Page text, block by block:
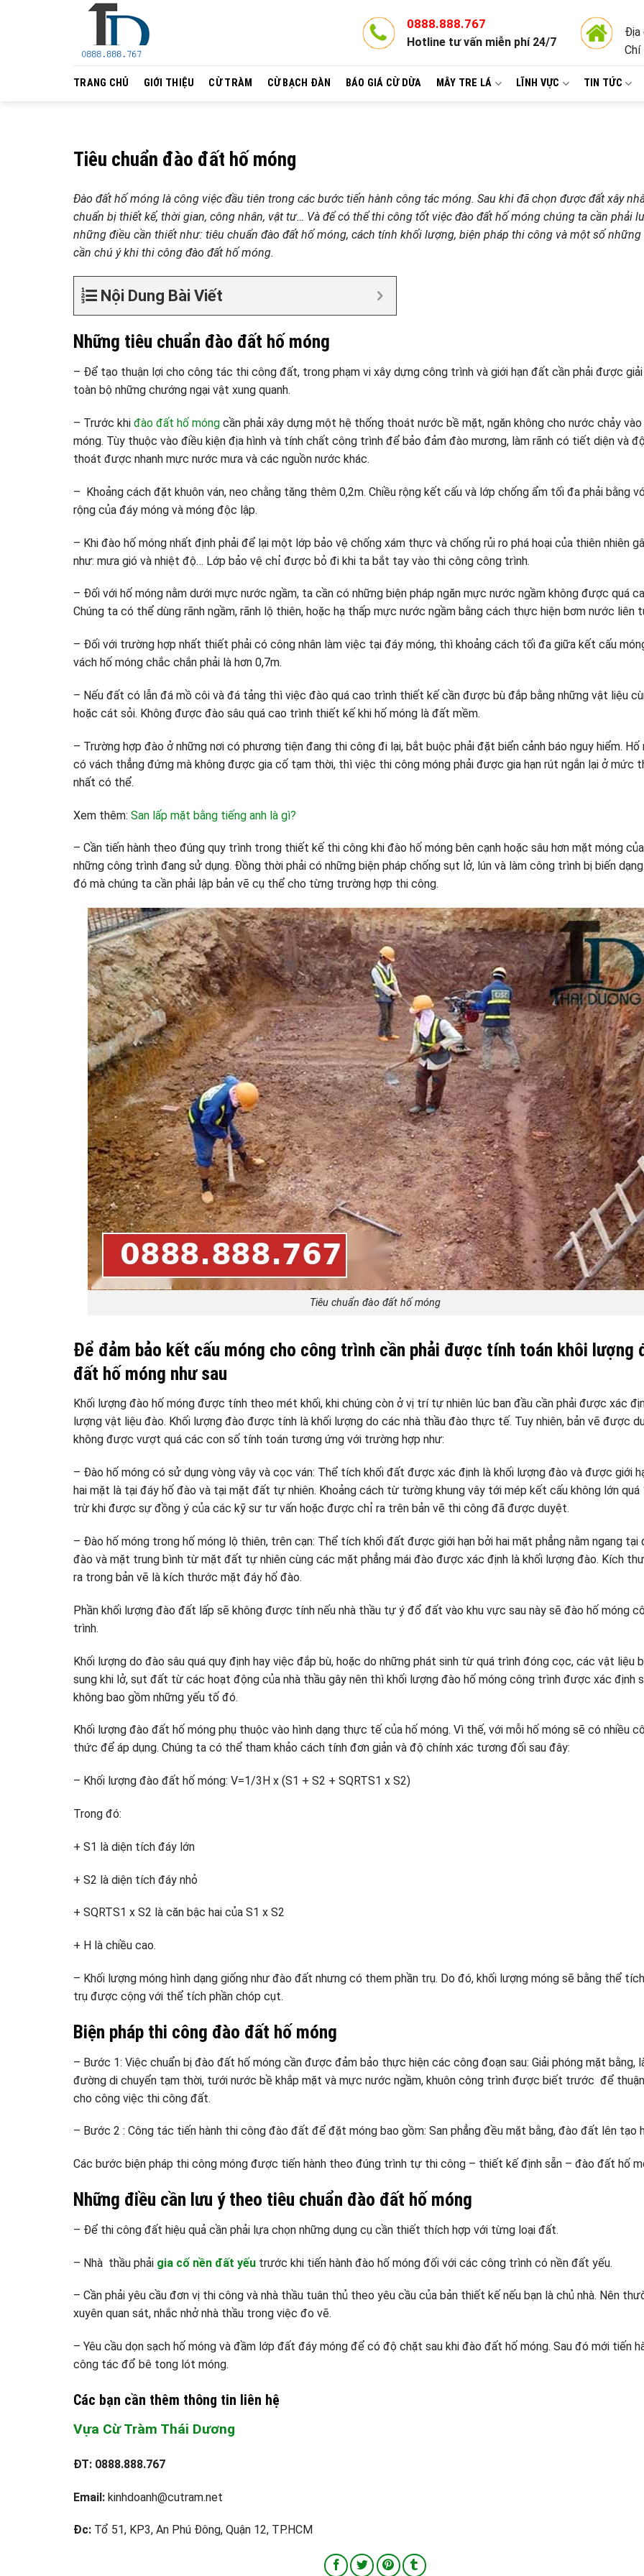
0888.888.767
Hotline tư vấn miễn phí 24/7
Địa
Chí
TRANG CHỦ GIỚI THIỆU CỪ TRÀM CỪ BẠCH ĐÀN BÁO GIÁ CỪ DỪA MÂY TRE LÁ LĨNH VỰC TIN TỨC
Tiêu chuẩn đào đất hố móng
Đào đất hố móng là công việc đầu tiên trong các bước tiến hành công tác móng. Sau khi đã chọn được đất xây
chuẩn bị thiết kế, thời gian, công nhân, vật tư… Và để có thể thi công tốt việc đào đất hố móng chúng ta cần phải
những điều cần thiết như: tiêu chuẩn đào đất hố móng, cách tính khối lượng, biện pháp thi công và một số những
cần chú ý khi thi công đào đất hố móng.
Nội Dung Bài Viết
Những tiêu chuẩn đào đất hố móng
– Để tạo thuận lợi cho công tác thi công đất, trong phạm vi xây dựng công trình và giới hạn đất cần phải được
toàn bộ những chướng ngại vật xung quanh.
– Trước khi đào đất hố móng cần phải xây dựng một hệ thống thoát nước bề mặt, ngăn không cho nước chảy vào
móng. Tùy thuộc vào điều kiện địa hình và tính chất công trình để bảo đảm đào mương, làm rãnh có tiết diện và
thoát được nhanh mực nước mưa và các nguồn nước khác.
– Khoảng cách đặt khuôn ván, neo chằng tăng thêm 0,2m. Chiều rộng kết cấu và lớp chống ẩm tối đa phải bằng
rộng của đáy móng và móng độc lập.
– Khi đào hố móng nhất định phải để lại một lớp bảo vệ chống xám thực và chống rủi ro phá hoại của thiên nhiên
như: mưa gió và nhiệt độ… Lớp bảo vệ chỉ được bỏ đi khi ta bắt tay vào thi công công trình.
– Đối với hố móng nằm dưới mực nước ngầm, ta cần có những biện pháp ngăn mực nước ngầm không được quá
Chúng ta có thể dùng rãnh ngầm, rãnh lộ thiên, hoặc hạ thấp mực nước ngầm bằng cách thực hiện bơm nước liên
– Đối với trường hợp nhất thiết phải có công nhân làm việc tại đáy móng, thì khoảng cách tối đa giữa kết cấu
vách hố móng chắc chắn phải là hơn 0,7m.
– Nếu đất có lẫn đá mồ côi và đá tảng thì việc đào quá cao trình thiết kế cần được bù đắp bằng những vật liệu
hoặc cát sỏi. Không được đào sâu quá cao trình thiết kế khi hố móng là đất mềm.
– Trường hợp đào ở những nơi có phương tiện đang thi công đi lại, bắt buộc phải đặt biển cảnh báo nguy hiểm. Hố
có vách thẳng đứng mà không được gia cố tạm thời, thì việc thi công móng phải được gia hạn rút ngắn lại ở mức
nhất có thể.
Xem thêm: San lấp mặt bằng tiếng anh là gì?
– Cần tiến hành theo đúng quy trình trong thiết kế thi công khi đào hố móng bên cạnh hoặc sâu hơn mặt móng của
những công trình đang sử dụng. Đồng thời phải có những biện pháp chống sụt lở, lún và làm công trình bị biến
đó mà chúng ta cần phải lập bản vẽ cụ thể cho từng trường hợp thi công.
Tiêu chuẩn đào đất hố móng
Để đảm bảo kết cấu móng cho công trình cần phải được tính toán khôi lượng
đất hố móng như sau
Khối lượng đào hố móng được tính theo mét khối, khi chúng còn ở vị trí tự nhiên lúc ban đầu cần phải được xác
lượng vật liệu đào. Khối lượng đào được tính là khối lượng do các nhà thầu đào thực tế. Tuy nhiên, bản vẽ được
không được vượt quá các con số tính toán tương ứng với trường hợp như:
– Đào hố móng có sử dụng vòng vây và cọc ván: Thể tích khối đất được xác định là khối lượng đào và được giới
hai mặt là tại đáy hố đào và tại mặt đất tự nhiên. Khoảng cách từ tường khung vây tới mép kết cấu không lớn quá
trừ khi được sự đồng ý của các kỹ sư tư vấn hoặc được chỉ ra trên bản vẽ thi công đã được duyệt.
– Đào hố móng trong hố móng lộ thiên, trên cạn: Thể tích khối đất được giới hạn bởi hai mặt phẳng nằm ngang tại
đào và mặt trung bình từ mặt đất tự nhiên cùng các mặt phẳng mái đào được xác định là khối lượng đào. Kích
ra trong bản vẽ là kích thước mặt đáy hố đào.
Phần khối lượng đào đất lấp sẽ không được tính nếu nhà thầu tự ý đổ đất vào khu vực sau này sẽ đào hố móng
trình.
Khối lượng do đào sâu quá quy định hay việc đắp bù, hoặc do những phát sinh từ quá trình đóng cọc, các vật liệu
sung khi lở, sụt đất từ các hoạt động của nhà thầu gây nên thì khối lượng đào hố móng công trình được xác định
không bao gồm những yếu tố đó.
Khối lượng đào đất hố móng phụ thuộc vào hình dạng thực tế của hố móng. Vì thế, với mỗi hố móng sẽ có nhiều
thức để áp dụng. Chúng ta có thể tham khảo cách tính đơn giản và độ chính xác tương đối sau đây:
– Khối lượng đào đất hố móng: V=1/3H x (S1 + S2 + SQRTS1 x S2)
Trong đó:
+ S1 là diện tích đáy lớn
+ S2 là diện tích đáy nhỏ
+ SQRTS1 x S2 là căn bậc hai của S1 x S2
+ H là chiều cao.
– Khối lượng móng hình dạng giống như đào đất nhưng có them phần trụ. Do đó, khối lượng móng sẽ bằng thể
trụ được cộng với thể tích phần chóp cụt.
Biện pháp thi công đào đất hố móng
– Bước 1: Việc chuẩn bị đào đất hố móng cần được đảm bảo thực hiện các công đoạn sau: Giải phóng mặt bằng,
đường di chuyển tạm thời, tưới nước bề khắp mặt và mực nước ngầm, khuôn công trình được biết trước để
cho công việc thi công đất.
– Bước 2 : Công tác tiến hành thi công đào đất để đặt móng bao gồm: San phẳng đều mặt bằng, đào đất lên tạo
Các bước biện pháp thi công móng được tiến hành theo đúng trình tự thi công – thiết kế định sẵn – đào đất hố
Những điều cần lưu ý theo tiêu chuẩn đào đất hố móng
– Để thi công đất hiệu quả cần phải lựa chọn những dụng cụ cần thiết thích hợp với từng loại đất.
– Nhà thầu phải gia cố nền đất yếu trước khi tiến hành đào hố móng đối với các công trình có nền đất yếu.
– Cần phải yêu cầu đơn vị thi công và nhà thầu tuân thủ theo yêu cầu của bản thiết kế nếu bạn là chủ nhà. Nên
xuyên quan sát, nhắc nhở nhà thầu trong việc đo vẽ.
– Yêu cầu dọn sạch hố móng và đầm lớp đất đáy móng để có độ chặt sau khi đào đất hố móng. Sau đó mới tiến
công tác đổ bê tong lót móng.
Các bạn cần thêm thông tin liên hệ
Vựa Cừ Tràm Thái Dương
ĐT: 0888.888.767
Email: kinhdoanh@cutram.net
Đc: Tổ 51, KP3, An Phú Đông, Quận 12, TP.HCM